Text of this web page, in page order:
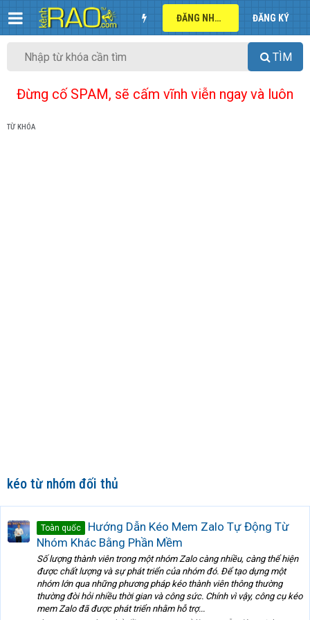
ĐĂNG NHẬP ĐĂNG KÝ
TÌM
Đừng cố SPAM, sẽ cấm vĩnh viễn ngay và luôn
TỪ KHÓA
kéo từ nhóm đối thủ
Toàn quốc
Hướng Dẫn Kéo Mem Zalo Tự Động Từ
Nhóm Khác Bằng Phần Mềm
Số lượng thành viên trong một nhóm Zalo càng nhiều, càng thể hiện
được chất lượng và sự phát triển của nhóm đó. Để tạo dựng một
nhóm lớn qua những phương pháp kéo thành viên thông thường
thường đòi hỏi nhiều thời gian và công sức. Chính vì vậy, công cụ kéo
mem Zalo đã được phát triển nhằm hỗ trợ...